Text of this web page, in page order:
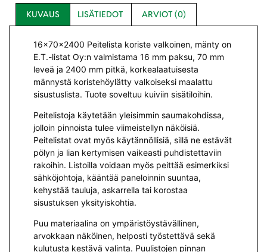
KUVAUS LISÄTIEDOT ARVIOT (0)
16x70x2400 Peitelista koriste valkoinen, mänty on
E.T.-listat Oy:n valmistama 16 mm paksu, 70 mm
leveä ja 2400 mm pitkä, korkealaatuisesta
männystä koristehöylätty valkoiseksi maalattu
sisustuslista. Tuote soveltuu kuiviin sisätiloihin.
Peitelistoja käytetään yleisimmin saumakohdissa,
jolloin pinnoista tulee viimeistellyn näköisiä.
Peitelistat ovat myös käytännöllisiä, sillä ne estävät
pölyn ja lian kertymisen vaikeasti puhdistettaviin
rakoihin. Listoilla voidaan myös peittää esimerkiksi
sähköjohtoja, kääntää paneloinnin suuntaa,
kehystää tauluja, askarrella tai korostaa
sisustuksen yksityiskohtia.
Puu materiaalina on ympäristöystävällinen,
arvokkaan näköinen, helposti työstettävä sekä
kulutusta kestävä valinta. Puulistojen pinnan